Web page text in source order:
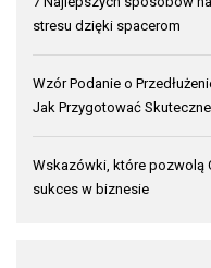
stresu dzięki spacerom
Wzór Podanie o
Jak Przygotować
Wskazówki, które pozwolą
sukces w biznesie